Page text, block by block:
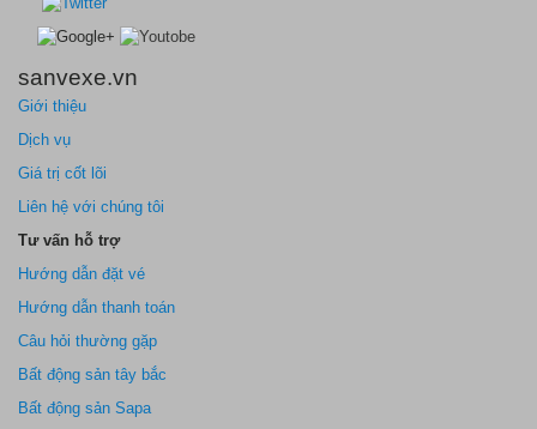
sanvexe.vn
Giới thiệu
Dịch vụ
Giá trị cốt lõi
Liên hệ với chúng tôi
Tư vấn hỗ trợ
Hướng dẫn đặt vé
Hướng dẫn thanh toán
Câu hỏi thường gặp
Bất động sản tây bắc
Bất động sản Sapa